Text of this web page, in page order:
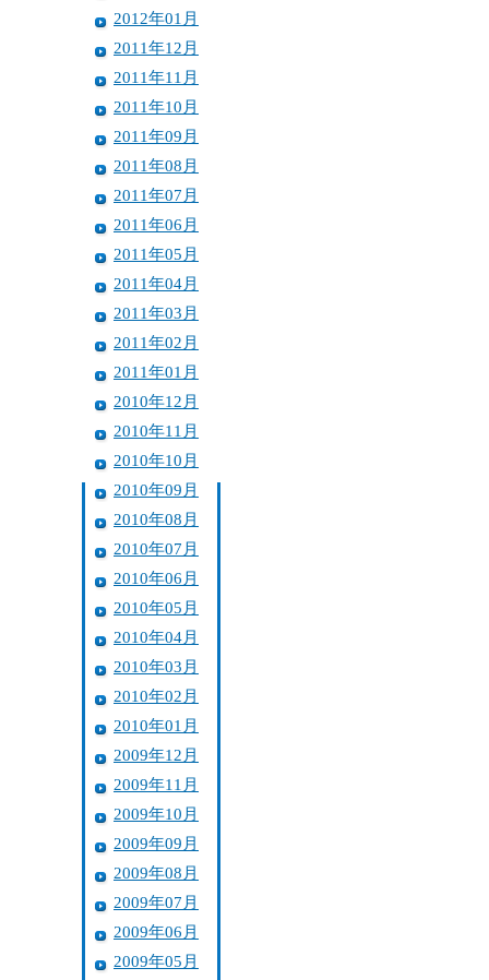
2012年01月
2011年12月
2011年11月
2011年10月
2011年09月
2011年08月
2011年07月
2011年06月
2011年05月
2011年04月
2011年03月
2011年02月
2011年01月
2010年12月
2010年11月
2010年10月
2010年09月
2010年08月
2010年07月
2010年06月
2010年05月
2010年04月
2010年03月
2010年02月
2010年01月
2009年12月
2009年11月
2009年10月
2009年09月
2009年08月
2009年07月
2009年06月
2009年05月